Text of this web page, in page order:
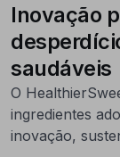
Inovação
saudáveis
O
ingredientes
inovação,